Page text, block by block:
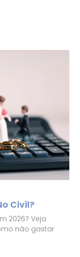
Civil?
2026? Veja
não gastar